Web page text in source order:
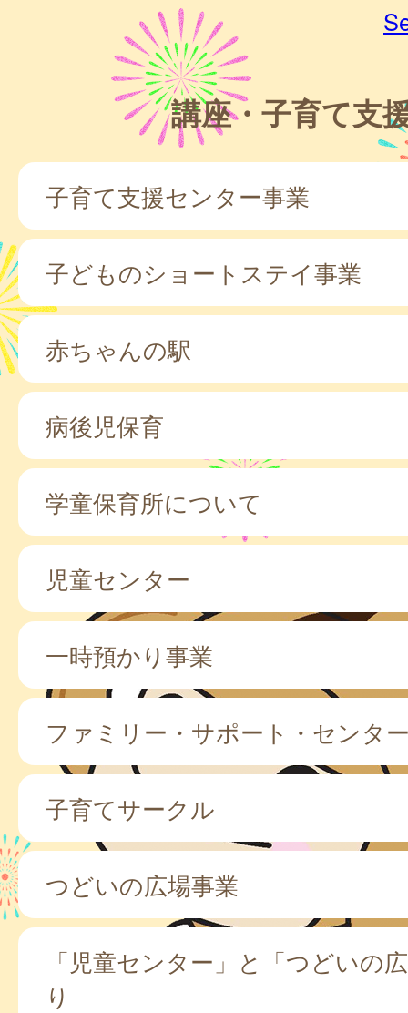
講座・子育て支
子育て支援センター事業
子どものショートステイ事業
赤ちゃんの駅
病後児保育
学童保育所について
児童センター
一時預かり事業
ファミリー・サポート・センタ
子育てサークル
つどいの広場事業
「児童センター」と「つどいの
り